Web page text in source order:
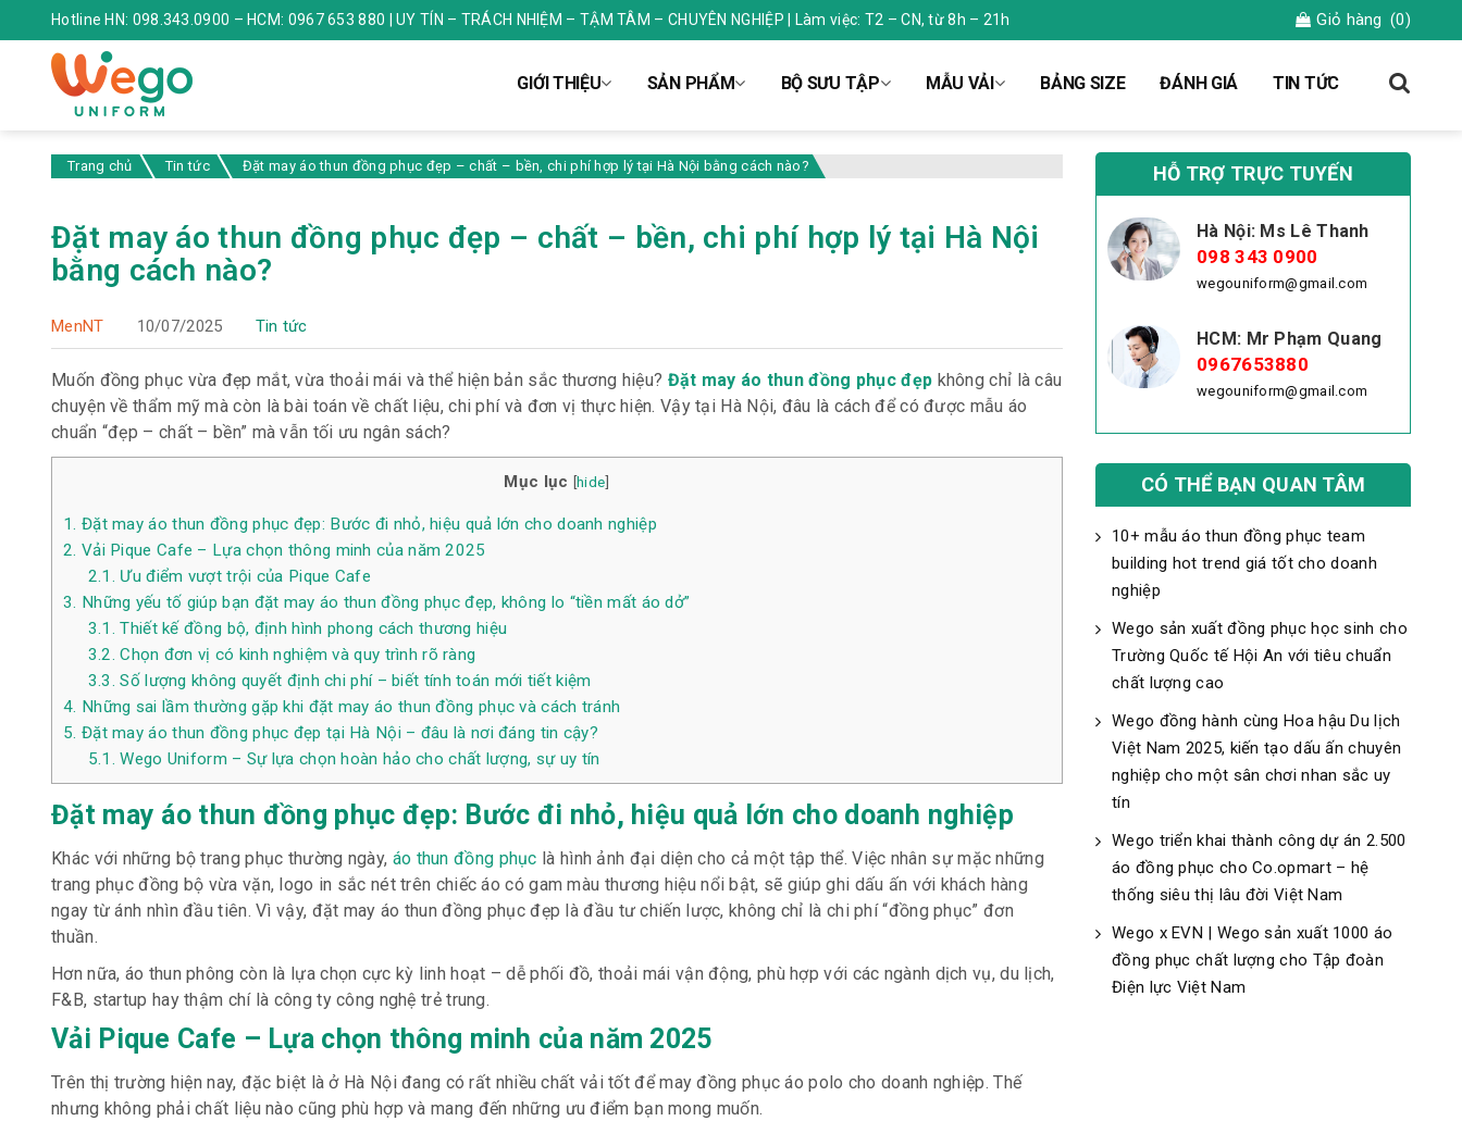
Hotline HN: 098.343.0900 – HCM: 0967 653 880 | UY TÍN – TRÁCH NHIỆM – TẬM TÂM – CHUYÊN NGHIỆP | Làm việc: T2 – CN, từ 8h – 21h Giỏ hàng (0)
GIỚI THIỆU SẢN PHẨM BỘ SƯU TẬP MẪU VẢI BẢNG SIZE ĐÁNH GIÁ TIN TỨC
Trang chủ Tin tức Đặt may áo thun đồng phục đẹp – chất – bền, chi phí hợp lý tại Hà Nội bằng cách nào?
Đặt may áo thun đồng phục đẹp – chất – bền, chi phí hợp lý tại Hà Nội
bằng cách nào?
MenNT 10/07/2025 Tin tức
Muốn đồng phục vừa đẹp mắt, vừa thoải mái và thể hiện bản sắc thương hiệu? Đặt may áo thun đồng phục đẹp không chỉ là câu
chuyện về thẩm mỹ mà còn là bài toán về chất liệu, chi phí và đơn vị thực hiện. Vậy tại Hà Nội, đâu là cách để có được mẫu áo
chuẩn “đẹp – chất – bền” mà vẫn tối ưu ngân sách?
Mục lục [hide]
1. Đặt may áo thun đồng phục đẹp: Bước đi nhỏ, hiệu quả lớn cho doanh nghiệp
2. Vải Pique Cafe – Lựa chọn thông minh của năm 2025
2.1. Ưu điểm vượt trội của Pique Cafe
3. Những yếu tố giúp bạn đặt may áo thun đồng phục đẹp, không lo “tiền mất áo dở”
3.1. Thiết kế đồng bộ, định hình phong cách thương hiệu
3.2. Chọn đơn vị có kinh nghiệm và quy trình rõ ràng
3.3. Số lượng không quyết định chi phí – biết tính toán mới tiết kiệm
4. Những sai lầm thường gặp khi đặt may áo thun đồng phục và cách tránh
5. Đặt may áo thun đồng phục đẹp tại Hà Nội – đâu là nơi đáng tin cậy?
5.1. Wego Uniform – Sự lựa chọn hoàn hảo cho chất lượng, sự uy tín
Đặt may áo thun đồng phục đẹp: Bước đi nhỏ, hiệu quả lớn cho doanh nghiệp
Khác với những bộ trang phục thường ngày, áo thun đồng phục là hình ảnh đại diện cho cả một tập thể. Việc nhân sự mặc những
trang phục đồng bộ vừa vặn, logo in sắc nét trên chiếc áo có gam màu thương hiệu nổi bật, sẽ giúp ghi dấu ấn với khách hàng
ngay từ ánh nhìn đầu tiên. Vì vậy, đặt may áo thun đồng phục đẹp là đầu tư chiến lược, không chỉ là chi phí “đồng phục” đơn
thuần.
Hơn nữa, áo thun phông còn là lựa chọn cực kỳ linh hoạt – dễ phối đồ, thoải mái vận động, phù hợp với các ngành dịch vụ, du lịch,
F&B, startup hay thậm chí là công ty công nghệ trẻ trung.
Vải Pique Cafe – Lựa chọn thông minh của năm 2025
Trên thị trường hiện nay, đặc biệt là ở Hà Nội đang có rất nhiều chất vải tốt để may đồng phục áo polo cho doanh nghiệp. Thế
nhưng không phải chất liệu nào cũng phù hợp và mang đến những ưu điểm bạn mong muốn.
HỖ TRỢ TRỰC TUYẾN
Hà Nội: Ms Lê Thanh
098 343 0900
wegouniform@gmail.com
HCM: Mr Phạm Quang
0967653880
wegouniform@gmail.com
CÓ THỂ BẠN QUAN TÂM
10+ mẫu áo thun đồng phục team
building hot trend giá tốt cho doanh
nghiệp
Wego sản xuất đồng phục học sinh cho
Trường Quốc tế Hội An với tiêu chuẩn
chất lượng cao
Wego đồng hành cùng Hoa hậu Du lịch
Việt Nam 2025, kiến tạo dấu ấn chuyên
nghiệp cho một sân chơi nhan sắc uy
tín
Wego triển khai thành công dự án 2.500
áo đồng phục cho Co.opmart – hệ
thống siêu thị lâu đời Việt Nam
Wego x EVN | Wego sản xuất 1000 áo
đồng phục chất lượng cho Tập đoàn
Điện lực Việt Nam